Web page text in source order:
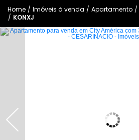
Home / Imóveis à venda / Apartamento /
/ KONXJ